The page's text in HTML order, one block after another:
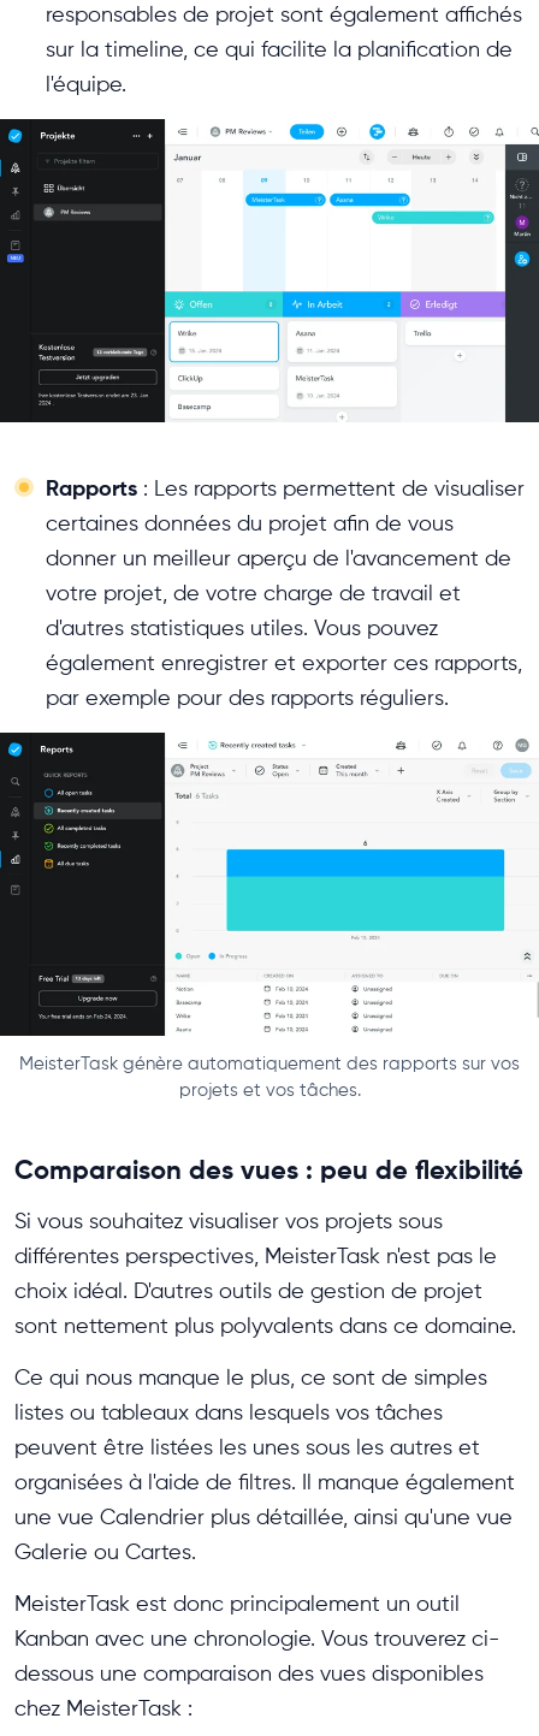
responsables de projet sont également affichés
sur la timeline, ce qui facilite la planification de
l'équipe.
Rapports : Les rapports permettent de visualiser
certaines données du projet afin de vous
donner un meilleur aperçu de l'avancement de
votre projet, de votre charge de travail et
d'autres statistiques utiles. Vous pouvez
également enregistrer et exporter ces rapports,
par exemple pour des rapports réguliers.
MeisterTask génère automatiquement des rapports sur vos
projets et vos tâches.
Comparaison des vues : peu de flexibilité
Si vous souhaitez visualiser vos projets sous
différentes perspectives, MeisterTask n'est pas le
choix idéal. D'autres outils de gestion de projet
sont nettement plus polyvalents dans ce domaine.
Ce qui nous manque le plus, ce sont de simples
listes ou tableaux dans lesquels vos tâches
peuvent être listées les unes sous les autres et
organisées à l'aide de filtres. Il manque également
une vue Calendrier plus détaillée, ainsi qu'une vue
Galerie ou Cartes.
MeisterTask est donc principalement un outil
Kanban avec une chronologie. Vous trouverez ci-
dessous une comparaison des vues disponibles
chez MeisterTask :